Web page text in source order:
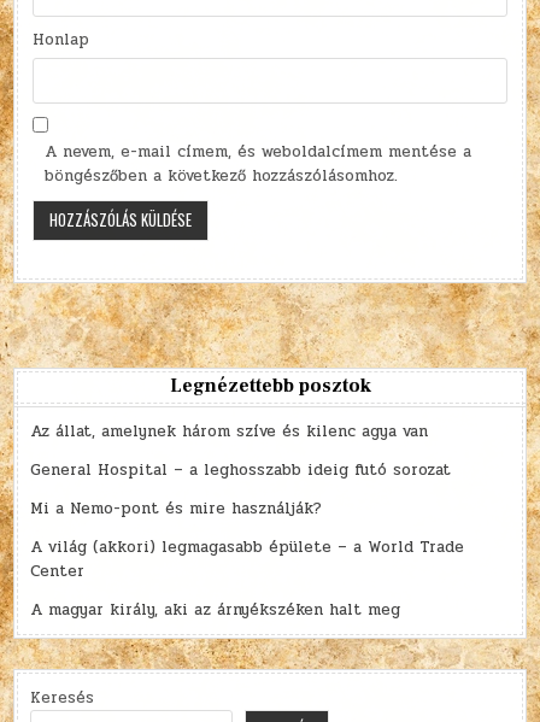
Honlap
A nevem, e-mail címem, és weboldalcímem mentése a
böngészőben a következő hozzászólásomhoz.
Legnézettebb posztok
Az állat, amelynek három szíve és kilenc agya van
General Hospital – a leghosszabb ideig futó sorozat
Mi a Nemo-pont és mire használják?
A világ (akkori) legmagasabb épülete – a World Trade
Center
A magyar király, aki az árnyékszéken halt meg
Keresés